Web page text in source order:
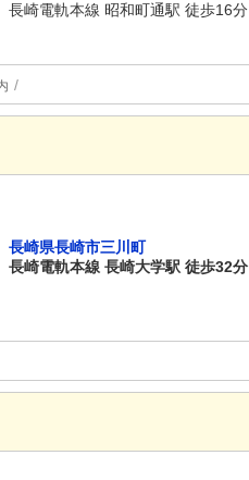
長崎電軌本線 昭和町通駅 徒歩16分
長崎県長崎市三川町
長崎電軌本線 長崎大学駅 徒歩32分